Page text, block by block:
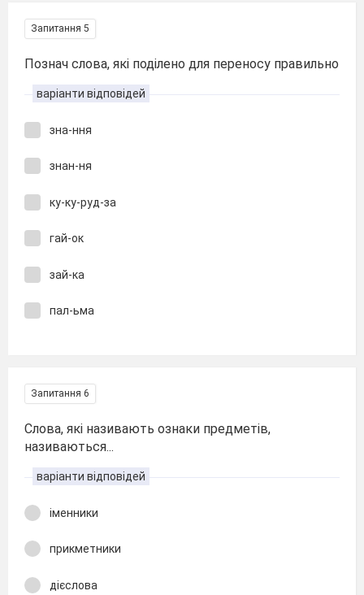
Запитання 5
Познач слова, які поділено для переносу правильно
варіанти відповідей
зна-ння
знан-ня
ку-ку-руд-за
гай-ок
зай-ка
пал-ьма
Запитання 6
Слова, які називають ознаки предметів,
називаються...
варіанти відповідей
іменники
прикметники
дієслова